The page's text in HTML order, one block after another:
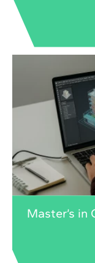
Master’s in